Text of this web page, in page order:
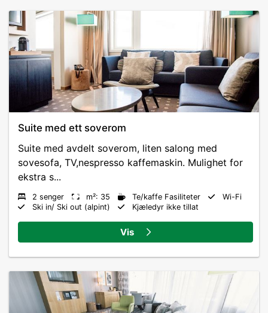
Suite med ett soverom
Suite med avdelt soverom, liten salong med
sovesofa, TV,nespresso kaffemaskin. Mulighet for
ekstra s...
2 senger m²: 35 Te/kaffe Fasiliteter
Wi-Fi
Ski in/ Ski out (alpint)
Kjæledyr ikke tillat
Vis